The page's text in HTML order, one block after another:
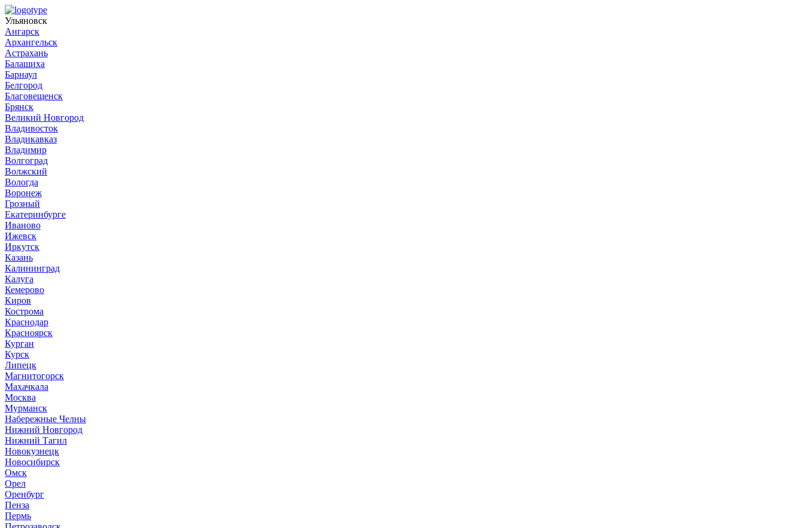
Ульяновск
Ангарск
Архангельск
Астрахань
Балашиха
Барнаул
Белгород
Благовещенск
Брянск
Великий Новгород
Владивосток
Владикавказ
Владимир
Волгоград
Волжский
Вологда
Воронеж
Грозный
Екатеринбурге
Иваново
Ижевск
Иркутск
Казань
Калининград
Калуга
Кемерово
Киров
Кострома
Краснодар
Красноярск
Курган
Курск
Липецк
Магнитогорск
Махачкала
Москва
Мурманск
Набережные Челны
Нижний Новгород
Нижний Тагил
Новокузнецк
Новосибирск
Омск
Орел
Оренбург
Пенза
Пермь